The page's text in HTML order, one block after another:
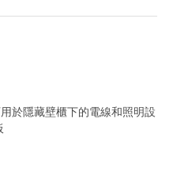
於隱藏壁櫃下的電線和照明設